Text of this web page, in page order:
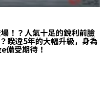
！？人氣十足的銳利前臉
睽違5年的大幅升級，身為
備受期待！